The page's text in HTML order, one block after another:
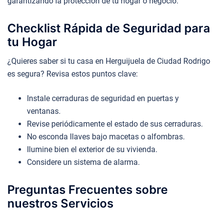
Checklist Rápida de Seguridad para
tu Hogar
¿Quieres saber si tu casa en Herguijuela de Ciudad Rodrigo
es segura? Revisa estos puntos clave:
Instale cerraduras de seguridad en puertas y
ventanas.
Revise periódicamente el estado de sus cerraduras.
No esconda llaves bajo macetas o alfombras.
Ilumine bien el exterior de su vivienda.
Considere un sistema de alarma.
Preguntas Frecuentes sobre
nuestros Servicios